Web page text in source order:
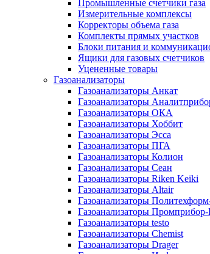
Промышленные счетчики газа
Измерительные комплексы
Корректоры объема газа
Комплекты прямых участков
Блоки питания и
Ящики для газовых счетчиков
Уцененные товары
Газоанализаторы
Газоанализаторы Анкат
Газоанализаторы
Газоанализаторы ОКА
Газоанализаторы Хоббит
Газоанализаторы Эсса
Газоанализаторы ПГА
Газоанализаторы Колион
Газоанализаторы Сеан
Газоанализаторы Riken Keiki
Газоанализаторы Altair
Газоанализаторы
Газоанализаторы
Газоанализаторы testo
Газоанализаторы Chemist
Газоанализаторы Drager